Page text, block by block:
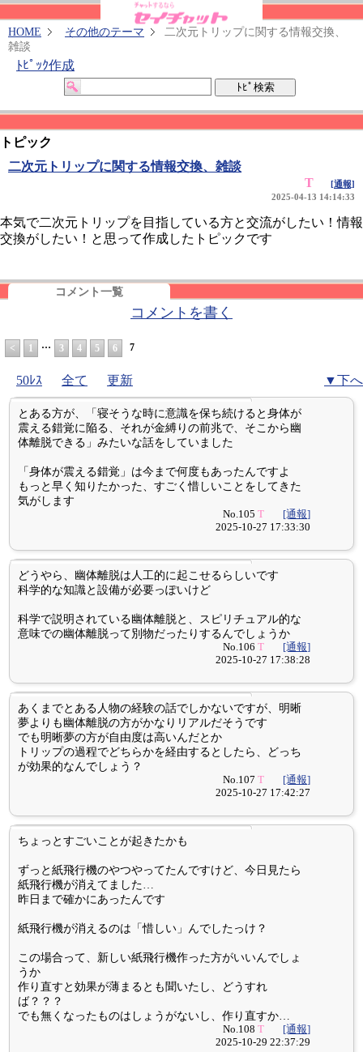
HOME その他のテーマ
二次元トリップに関する情報交換、
雑談
ﾄﾋﾟｯｸ作成
トピック
二次元トリップに関する情報交換、雑談
T
[通報]
2025-04-13 14:14:33
本気で二次元トリップを目指している方と交流がしたい！情報
交換がしたい！と思って作成したトピックです
コメント一覧
コメントを書く
< 1 … 3 4 5 6 7
50ﾚｽ 全て 更新 ▼下へ
とある方が、「寝そうな時に意識を保ち続けると身体が
震える錯覚に陥る、それが金縛りの前兆で、そこから幽
体離脱できる」みたいな話をしていました
「身体が震える錯覚」は今まで何度もあったんですよ
もっと早く知りたかった、すごく惜しいことをしてきた
気がします
No.105T
[通報]
2025-10-27 17:33:30
どうやら、幽体離脱は人工的に起こせるらしいです
科学的な知識と設備が必要っぽいけど
科学で説明されている幽体離脱と、スピリチュアル的な
意味での幽体離脱って別物だったりするんでしょうか
No.106T
[通報]
2025-10-27 17:38:28
あくまでとある人物の経験の話でしかないですが、明晰
夢よりも幽体離脱の方がかなりリアルだそうです
でも明晰夢の方が自由度は高いんだとか
トリップの過程でどちらかを経由するとしたら、どっち
が効果的なんでしょう？
No.107T
[通報]
2025-10-27 17:42:27
ちょっとすごいことが起きたかも
ずっと紙飛行機のやつやってたんですけど、今日見たら
紙飛行機が消えてました…
昨日まで確かにあったんです
紙飛行機が消えるのは「惜しい」んでしたっけ？
この場合って、新しい紙飛行機作った方がいいんでしょ
うか
作り直すと効果が薄まるとも聞いたし、どうすれ
ば？？？
でも無くなったものはしょうがないし、作り直すか…
No.108T
[通報]
2025-10-29 22:37:29